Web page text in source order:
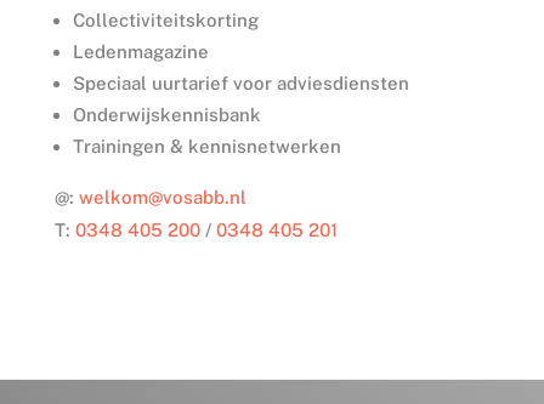
Collectiviteitskorting
Ledenmagazine
Speciaal uurtarief voor adviesdiensten
Onderwijskennisbank
Trainingen & kennisnetwerken
@: welkom@vosabb.nl
T: 0348 405 200/ 0348 405 201